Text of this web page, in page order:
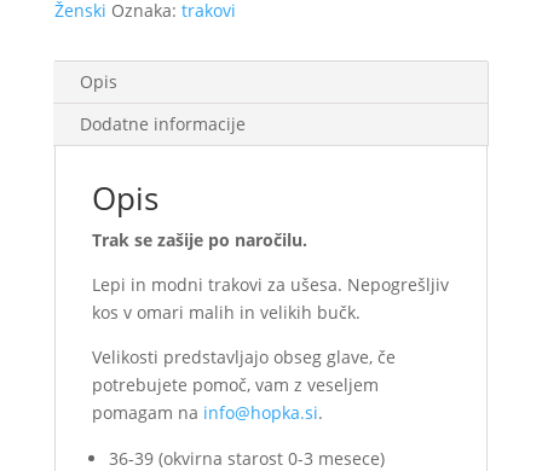
modeli
Ženski Oznaka: trakovi
Opis
Dodatne informacije
Opis
Trak se zašije po naročilu.
Lepi in modni trakovi za ušesa. Nepogrešljiv
kos v omari malih in velikih bučk.
Velikosti predstavljajo obseg glave, če
potrebujete pomoč, vam z veseljem
pomagam na info@hopka.si.
36-39 (okvirna starost 0-3 mesece)